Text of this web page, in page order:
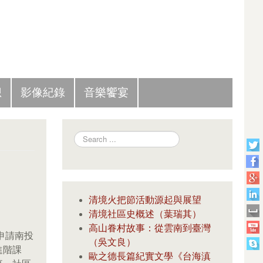
影像紀錄 音樂饗宴
請南投
階課
Search
清境火把節活動源起與展望
清境社區史概述（葉瑞其）
高山眷村故事：從雲南到臺灣
（吳文良）
歐之德長篇紀實文學《台海滇